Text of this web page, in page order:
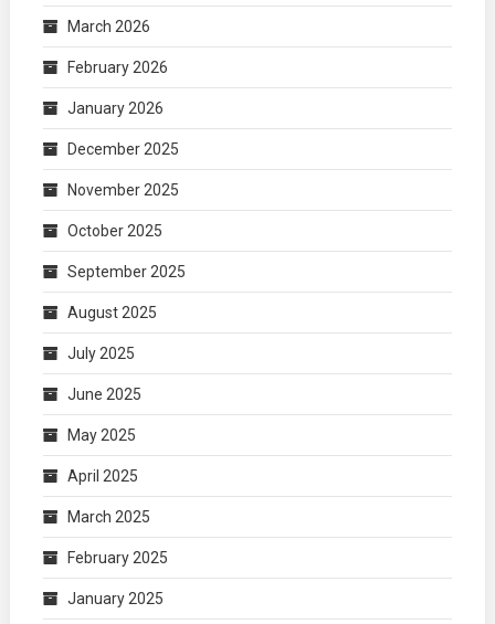
March 2026
February 2026
January 2026
December 2025
November 2025
October 2025
September 2025
August 2025
July 2025
June 2025
May 2025
April 2025
March 2025
February 2025
January 2025